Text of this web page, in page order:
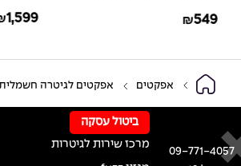
₪549
₪1,599
אפקטים אפקטים לגיטרה
09-771-4057
ביטול עסקה
מרכז שירות לגיטרות